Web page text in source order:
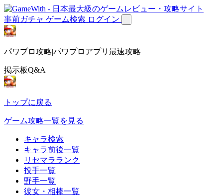
事前ガチャ ゲーム検索 ログイン
パワプロ攻略|パワプロアプリ最速攻略
掲示板Q&A
トップに戻る
ゲーム攻略一覧を見る
キャラ検索
キャラ前後一覧
リセマラランク
投手一覧
野手一覧
彼女・相棒一覧